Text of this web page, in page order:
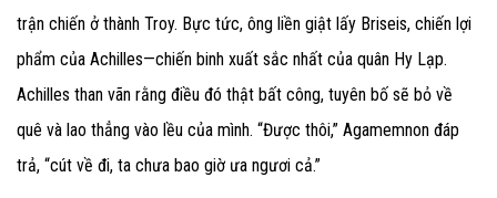
trận chiến ở thành Troy. Bực tức, ông liền giật lấy Briseis, chiến lợi
phẩm của Achilles—chiến binh xuất sắc nhất của quân Hy Lạp.
Achilles than vãn rằng điều đó thật bất công, tuyên bố sẽ bỏ về
quê và lao thẳng vào lều của mình. “Được thôi,” Agamemnon đáp
trả, “cút về đi, ta chưa bao giờ ưa ngươi cả.”